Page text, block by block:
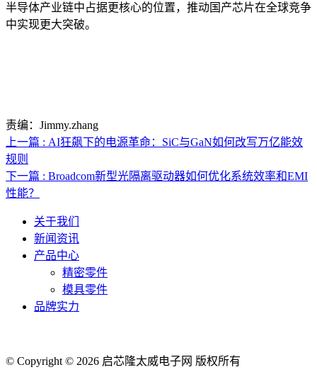
半导体产业链中占据更核心的位置，推动国产芯片在全球竞争
中实现更大突破。
责编：Jimmy.zhang
上一篇 : AI狂飙下的电源革命：SiC与GaN如何改写万亿能效
规则
下一篇 : Broadcom新型光隔离驱动器如何优化系统效率和EMI
性能？
关于我们
新闻资讯
产品中心
精密零件
模具零件
品牌实力
© Copyright © 2026 启芯隆太威电子网 版权所有